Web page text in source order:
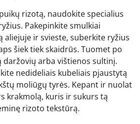
rizotą, naudokite specialius
Pakepinkite smulkiai
aliejuje ir svieste, suberkite ryžius
šiek tiek skaidrūs. Tuomet po
arba vištienos sultinį.
nedideliais kubeliais pjaustytą
moliūgų tyrės. Kepant ir nuolat
krakmolą, kuris ir sukurs tą
rizoto tekstūrą.